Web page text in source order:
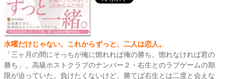
水曜だけじゃない。これからずっと、二人は恋人。
「三ヶ月の間にそっちが俺に惚れれば俺の勝ち。惚れなければ君の
勝ち」。高級ホストクラブのナンバー２・右生とのラブゲームの期
限が迫っていた。負けたくないけど、勝てば右生とは二度と会えな